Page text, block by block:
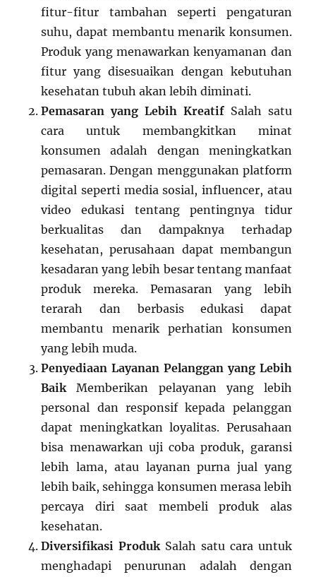
fitur-fitur tambahan seperti pengaturan
suhu, dapat membantu menarik konsumen.
Produk yang menawarkan kenyamanan dan
fitur yang disesuaikan dengan kebutuhan
kesehatan tubuh akan lebih diminati.
Pemasaran yang Lebih KreatifSalah satu
cara untuk membangkitkan minat
konsumen adalah dengan meningkatkan
pemasaran. Dengan menggunakan platform
digital seperti media sosial, influencer, atau
video edukasi tentang pentingnya tidur
berkualitas dan dampaknya terhadap
kesehatan, perusahaan dapat membangun
kesadaran yang lebih besar tentang manfaat
produk mereka. Pemasaran yang lebih
terarah dan berbasis edukasi dapat
membantu menarik perhatian konsumen
yang lebih muda.
Penyediaan Layanan Pelanggan yang Lebih
Baik Memberikan pelayanan yang lebih
personal dan responsif kepada pelanggan
dapat meningkatkan loyalitas. Perusahaan
bisa menawarkan uji coba produk, garansi
lebih lama, atau layanan purna jual yang
lebih baik, sehingga konsumen merasa lebih
percaya diri saat membeli produk alas
kesehatan.
Diversifikasi Produk Salah satu cara untuk
menghadapi penurunan adalah dengan